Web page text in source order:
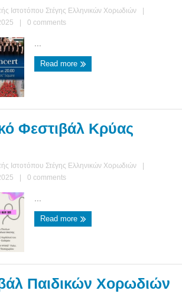
Ιστοτόπου Στέγης Ελληνικών Χορωδιών
|
| 0 comments
Read more
Φεστιβάλ Κρύας
Ιστοτόπου Στέγης Ελληνικών Χορωδιών
|
| 0 comments
Read more
Παιδικών Χορωδιών